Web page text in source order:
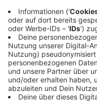
betroffen und zwar in
Bilk. Die Ursache ist
ein kaputtes Kabel
Zufuhrstrecke in der
beschädigt worden,
Seit dem heute (10.
Vodafone-Kunden